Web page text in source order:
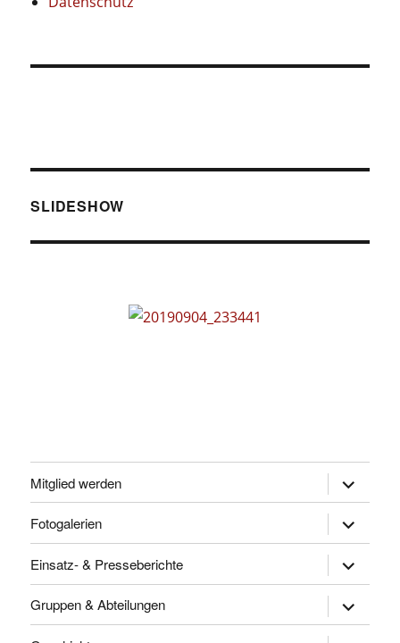
SLIDESHOW
Mitglied werden
öffnen
Fotogalerien
öffnen
Einsatz- & Presseberichte
öffnen
Gruppen & Abteilungen
öffnen